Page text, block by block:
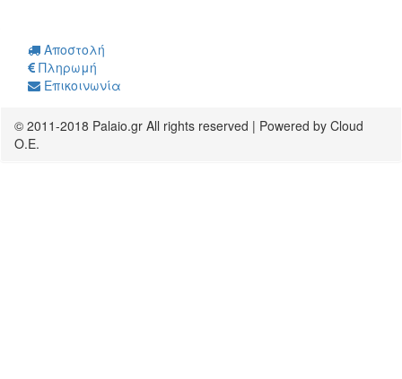
Αποστολή
Πληρωμή
Επικοινωνία
© 2011-2018 Palaio.gr All rights reserved | Powered by Cloud
O.E.